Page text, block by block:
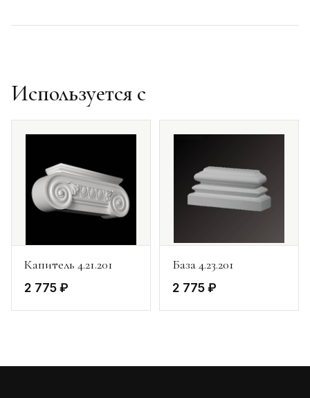
Используется с
Капитель 4.21.201
2 775 ₽
База 4.23.201
2 775 ₽